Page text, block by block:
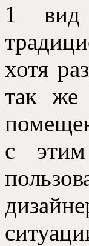
1 вид
хотя
так же
с